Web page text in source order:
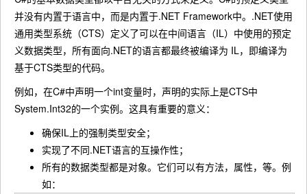
并没有内置于语言中，而是内置于.NET Framework中。.NET使用
通用类型系统（CTS）定义了可以在中间语言（IL）中使用的预定
义数据类型，所有面向.NET的语言都最终被编译为 IL，即编译为
基于CTS类型的代码。
例如，在C#中声明一个int变量时，声明的实际上是CTS中
System.Int32的一个实例。这具有重要的意义：
确保IL上的强制类型安全；
实现了不同.NET语言的互操作性；
所有的数据类型都是对象。它们可以有方法，属性，等。例
如：